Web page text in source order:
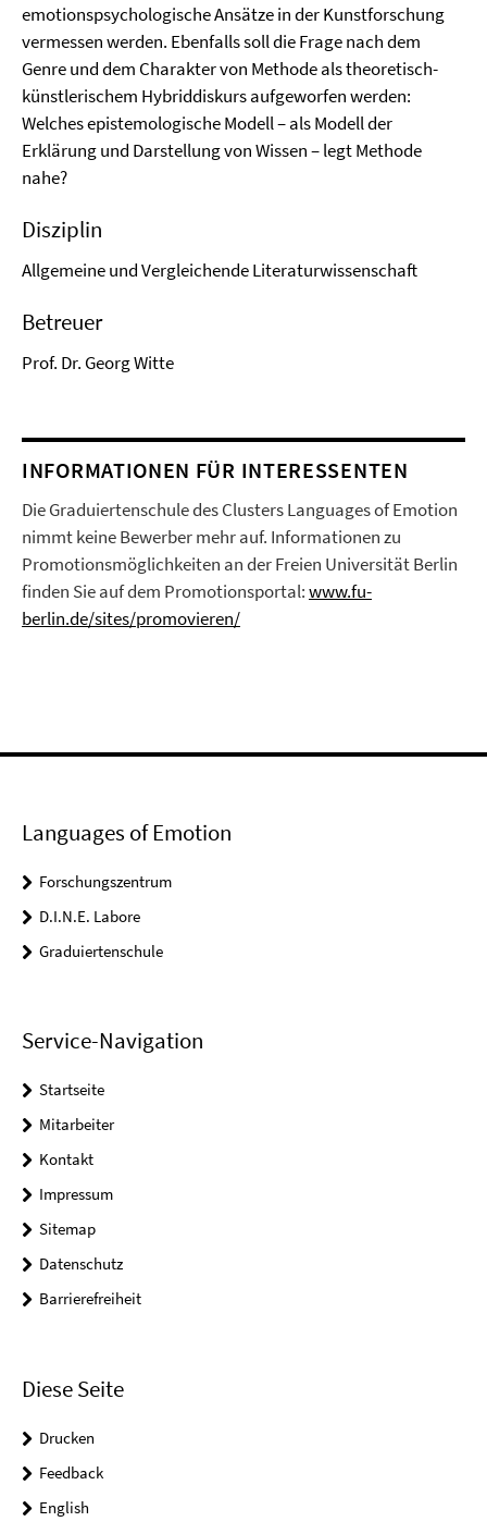
emotionspsychologische Ansätze in der Kunstforschung
vermessen werden. Ebenfalls soll die Frage nach dem
Genre und dem Charakter von Methode als theoretisch-
künstlerischem Hybriddiskurs aufgeworfen werden:
Welches epistemologische Modell – als Modell der
Erklärung und Darstellung von Wissen – legt Methode
nahe?
Disziplin
Allgemeine und Vergleichende Literaturwissenschaft
Betreuer
Prof. Dr. Georg Witte
INFORMATIONEN FÜR INTERESSENTEN
Die Graduiertenschule des Clusters Languages of Emotion
nimmt keine Bewerber mehr auf. Informationen zu
Promotionsmöglichkeiten an der Freien Universität Berlin
finden Sie auf dem Promotionsportal:www.fu-
berlin.de/sites/promovieren/
Languages of Emotion
Forschungszentrum
D.I.N.E. Labore
Graduiertenschule
Service-Navigation
Startseite
Mitarbeiter
Kontakt
Impressum
Sitemap
Datenschutz
Barrierefreiheit
Diese Seite
Drucken
Feedback
English